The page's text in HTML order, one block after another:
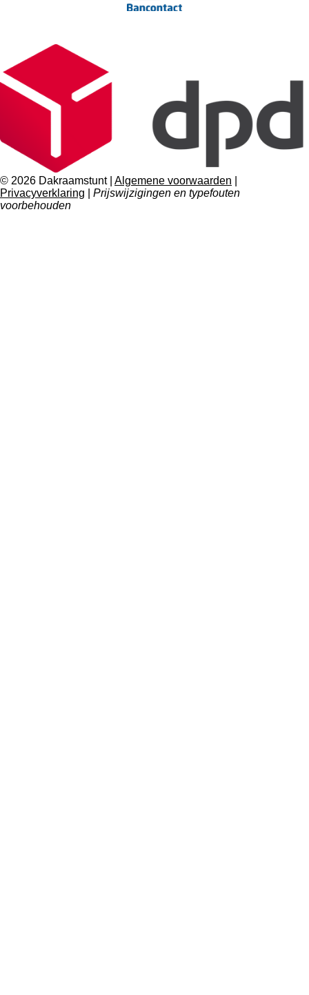
© 2026 Dakraamstunt | Algemene voorwaarden
Privacyverklaring
Prijswijzigingen en typefouten
voorbehouden